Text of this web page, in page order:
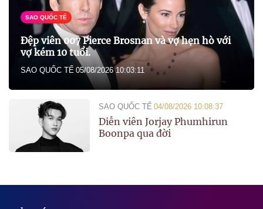
SAO QUỐC TẾ
Đệp viên 007 Pierce Brosnan và vợ hẹn hò với
vợ kém 10 tuổi.
SAO QUỐC TẾ 05/08/2026 10:03:11
SAO QUỐC TẾ 04/08/2026 10:08:37
Diễn viên Jorjay Phumhirun
Boonpa qua đời